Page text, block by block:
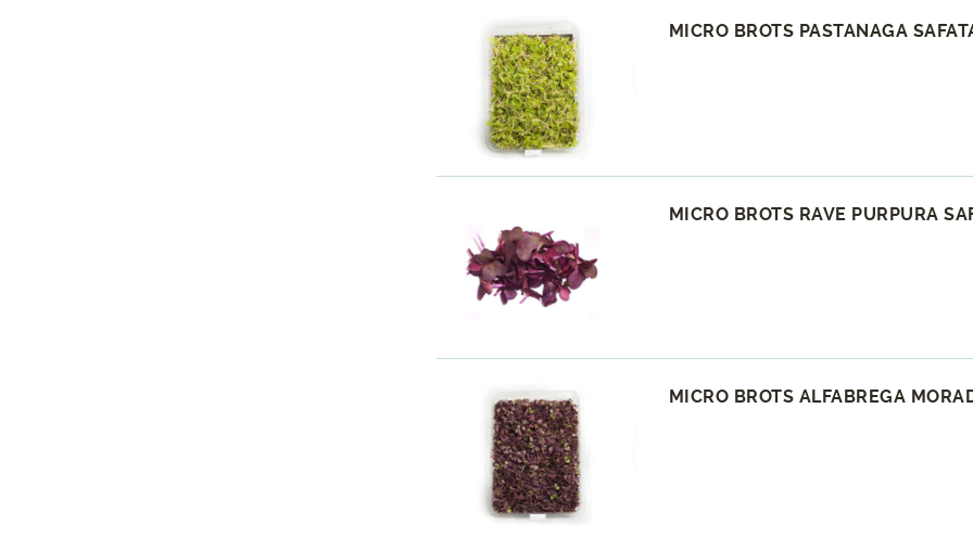
MICRO BROTS PASTANAGA
MICRO BROTS RAVE PURPURA
MICRO BROTS ALFABREGA